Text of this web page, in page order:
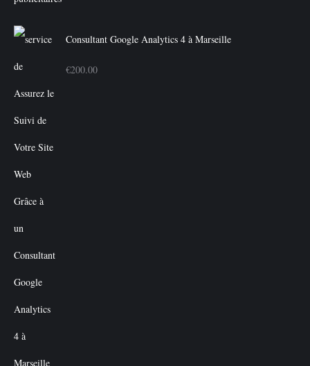
Consultant Google Analytics 4 à Marseille
€200.00